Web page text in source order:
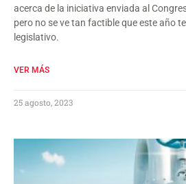
acerca de la iniciativa enviada al
pero no se ve tan factible que este año
legislativo.
VER MÁS
25 agosto, 2023